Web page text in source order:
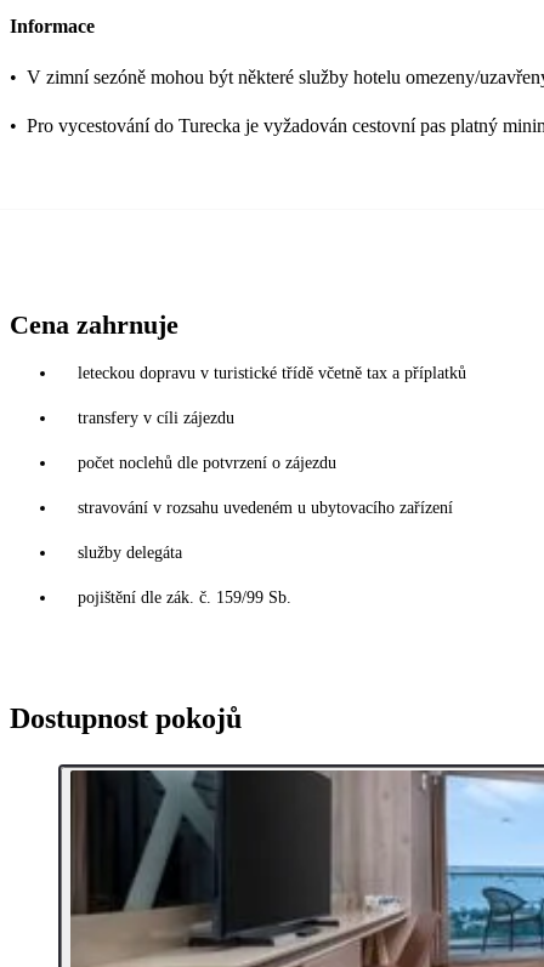
Informace
• V zimní sezóně mohou být některé služby hotelu omezeny/
• Pro vycestování do Turecka je vyžadován cestovní pas platný
Cena zahrnuje
leteckou dopravu v turistické třídě včetně tax a příplatků
transfery v cíli zájezdu
počet noclehů dle potvrzení o zájezdu
stravování v rozsahu uvedeném u ubytovacího zařízení
služby delegáta
pojištění dle zák. č. 159/99 Sb.
Dostupnost pokojů